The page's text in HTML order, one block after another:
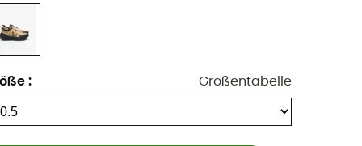
: Größentabelle